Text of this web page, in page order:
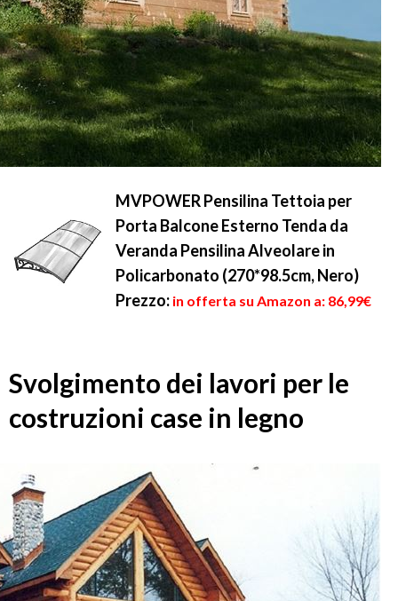
MVPOWER Pensilina Tettoia per
Porta Balcone Esterno Tenda da
Veranda Pensilina Alveolare in
Policarbonato (270*98.5cm, Nero)
Prezzo: in offerta su Amazon a: 86,99€
Svolgimento dei lavori per le
costruzioni case in legno